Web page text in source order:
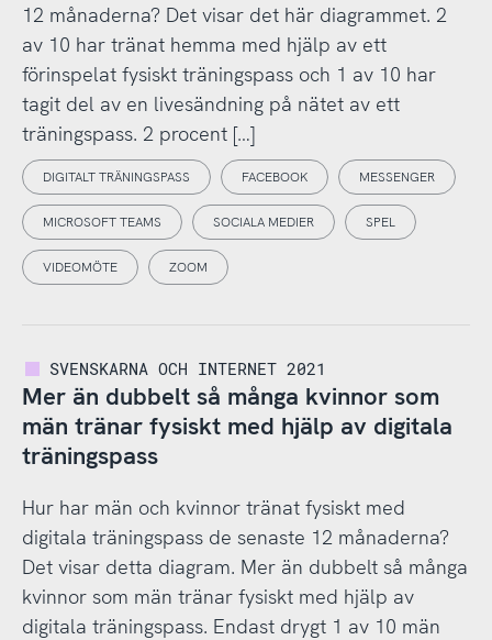
12 månaderna? Det visar det här diagrammet. 2
av 10 har tränat hemma med hjälp av ett
förinspelat fysiskt träningspass och 1 av 10 har
tagit del av en livesändning på nätet av ett
träningspass. 2 procent […]
DIGITALT TRÄNINGSPASS FACEBOOK MESSENGER
MICROSOFT TEAMS SOCIALA MEDIER SPEL
VIDEOMÖTE ZOOM
SVENSKARNA OCH INTERNET 2021
Mer än dubbelt så många kvinnor som
män tränar fysiskt med hjälp av digitala
träningspass
Hur har män och kvinnor tränat fysiskt med
digitala träningspass de senaste 12 månaderna?
Det visar detta diagram. Mer än dubbelt så många
kvinnor som män tränar fysiskt med hjälp av
digitala träningspass. Endast drygt 1 av 10 män